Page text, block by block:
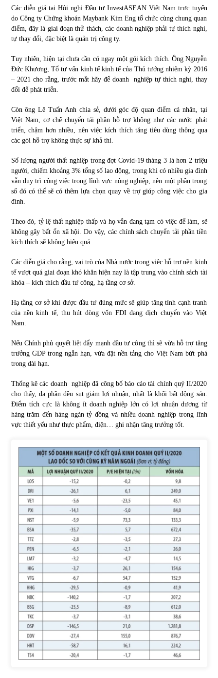
Chứng khoán ngày 12/10/2021: Top 10 cổ phiếu nổi bật
13/10/2021
Top 10 xe bán chạy nhất tháng 9/2021
13/10/2021
Các diễn giả tại Hội nghị Đầu tư InvestASEAN Việt Nam trực tuyến
do Công ty Chứng khoán Maybank Kim Eng tổ chức cùng chung quan
điểm, đây là giai đoạn thử thách, các doanh nghiệp phải tự thích nghi,
tự thay đổi, đặc biệt là quản trị công ty.
Tuy nhiên, hiện tại chưa cần có ngay một gói kích thích. Ông Nguyễn
Đức Khương, Tổ tư vấn kinh tế kinh tế của Thủ tướng nhiệm kỳ 2016
– 2021 cho rằng, trước mắt hãy để doanh nghiệp tự thích nghi, thay
đổi để phát triển.
Còn ông Lê Tuấn Anh chia sẻ, dưới góc độ quan điểm cá nhân, tại
Việt Nam, cơ chế chuyển tải phần hỗ trợ không như các nước phát
triển, chậm hơn nhiều, nên việc kích thích tăng tiêu dùng thông qua
các gói hỗ trợ không thực sự khả thi.
Số lượng người thất nghiệp trong đợt Covid-19 tháng 3 là hơn 2 triệu
người, chiếm khoảng 3% tổng số lao động, trong khi có nhiều gia đình
vẫn duy trì công việc trong lĩnh vực nông nghiệp, nên một phần trong
số đó có thể sẽ có thêm lựa chọn quay về trợ giúp công việc cho gia
đình.
Theo đó, tỷ lệ thất nghiệp thấp và họ vẫn đang tạm có việc để làm, sẽ
không gây bất ổn xã hội. Do vậy, các chính sách chuyển tải phần tiền
kích thích sẽ không hiệu quả.
Các diễn giả cho rằng, vai trò của Nhà nước trong việc hỗ trợ nền kinh
tế vượt quá giai đoạn khó khăn hiện nay là tập trung vào chính sách tài
khóa – kích thích đầu tư công, hạ tầng cơ sở.
Hạ tầng cơ sở khi được đầu tư đúng mức sẽ giúp tăng tính cạnh tranh
của nền kinh tế, thu hút dòng vốn FDI đang dịch chuyển vào Việt
Nam.
Nếu Chính phủ quyết liệt đẩy mạnh đầu tư công thì sẽ vừa hỗ trợ tăng
trưởng GDP trong ngắn hạn, vừa đặt nền tảng cho Việt Nam bứt phá
trong dài hạn.
Thống kê các doanh nghiệp đã công bố báo cáo tài chính quý II/2020
cho thấy, đa phần đều sụt giảm lợi nhuận, nhất là khối bất động sản.
Điểm tích cực là không ít doanh nghiệp lớn có lợi nhuận dương từ
hàng trăm đến hàng ngàn tỷ đồng và nhiều doanh nghiệp trong lĩnh
vực thiết yếu như thực phẩm, điện… ghi nhận tăng trưởng tốt.